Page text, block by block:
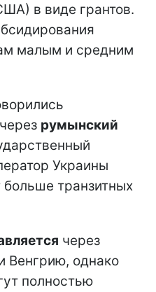
в виде грантов.
малым и средним
румынский
Украины
транзитных
через
Венгрию, однако
полностью